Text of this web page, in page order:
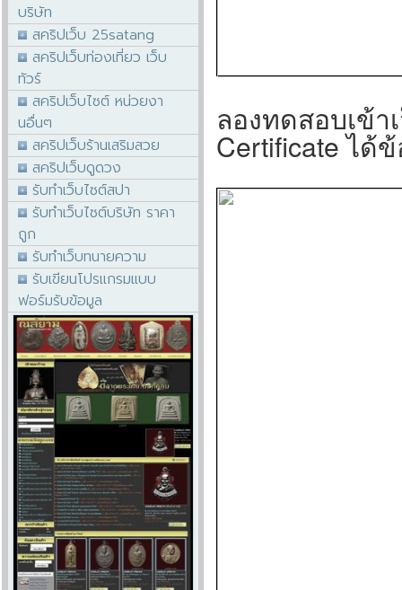
บริษัท
สคริปเว็บ 25satang
สคริปเว็บท่องเที่ยว เว็บ
ทัวร์
สคริปเว็บไซต์ หน่วยงา
นอื่นๆ
สคริปเว็บร้านเสริมสวย
สคริปเว็บดูดวง
รับทำเว็บไซต์สปา
รับทำเว็บไซต์บริษัท ราคา
ถูก
รับทำเว็บทนายความ
รับเขียนโปรแกรมแบบ
ฟอร์มรับข้อมูล
ลองทดสอบเข้
Certificate ได้